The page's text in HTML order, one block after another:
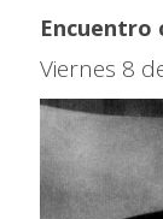
Encuentro
Viernes 8